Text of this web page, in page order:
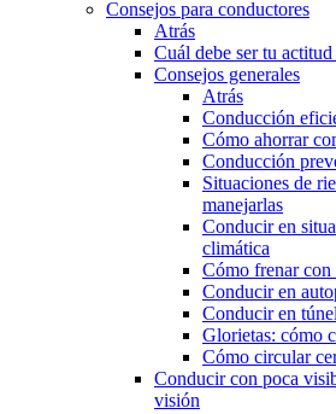
Consejos para conductores
Atrás
Cuál debe ser tu
Consejos generales
Atrás
Conducción
Cómo ahorrar
Conducción
Situaciones de
manejarlas
Conducir en
climática
Cómo frenar con
Conducir en
Conducir en
Glorietas: cómo
Cómo circular
Conducir con poca
visión